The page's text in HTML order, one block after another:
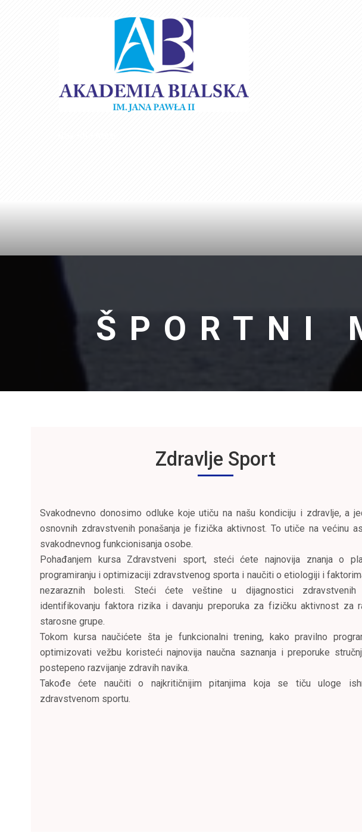
ŠPORTNI
Zdravlje Sport
Svakodnevno donosimo odluke koje utiču na našu kondiciju i zdravlje, a
osnovnih zdravstvenih ponašanja je fizička aktivnost. To utiče na većinu
svakodnevnog funkcionisanja osobe.
Pohađanjem kursa Zdravstveni sport, steći ćete najnovija znanja o
programiranju i optimizaciji zdravstvenog sporta i naučiti o etiologiji i
nezaraznih bolesti. Steći ćete veštine u dijagnostici zdravstvenih
identifikovanju faktora rizika i davanju preporuka za fizičku aktivnost za
starosne grupe.
Tokom kursa naučićete šta je funkcionalni trening, kako pravilno
optimizovati vežbu koristeći najnovija naučna saznanja i preporuke
postepeno razvijanje zdravih navika.
Takođe ćete naučiti o najkritičnijim pitanjima koja se tiču uloge
zdravstvenom sportu.